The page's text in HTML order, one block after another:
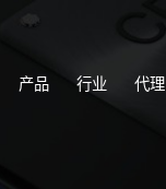
产品 行业 代理